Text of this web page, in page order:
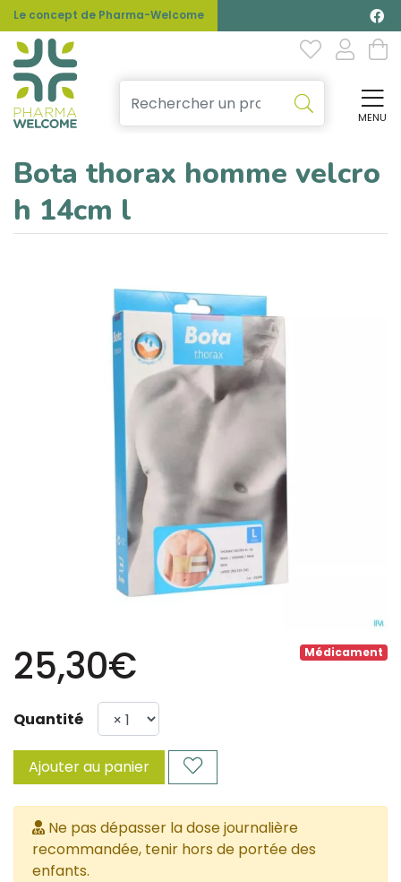
Le concept de Pharma-Welcome
MENU
Bota thorax homme velcro
h 14cm l
Médicament
25,30€
Quantité
Ajouter au panier
Ne pas dépasser la dose journalière
recommandée, tenir hors de portée des
enfants.